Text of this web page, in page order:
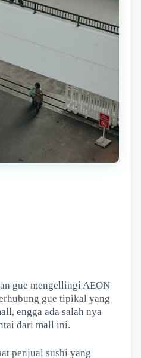
gue mengellingi AEON
gue tipikal yang
engga ada salah nya
dari mall ini.
penjual sushi yang